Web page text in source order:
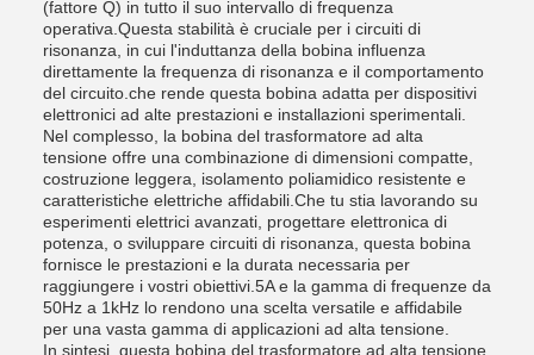
(fattore Q) in tutto il suo intervallo di frequenza
operativa.Questa stabilità è cruciale per i circuiti di
risonanza, in cui l'induttanza della bobina influenza
direttamente la frequenza di risonanza e il comportamento
del circuito.che rende questa bobina adatta per dispositivi
elettronici ad alte prestazioni e installazioni sperimentali.
Nel complesso, la bobina del trasformatore ad alta
tensione offre una combinazione di dimensioni compatte,
costruzione leggera, isolamento poliamidico resistente e
caratteristiche elettriche affidabili.Che tu stia lavorando su
esperimenti elettrici avanzati, progettare elettronica di
potenza, o sviluppare circuiti di risonanza, questa bobina
fornisce le prestazioni e la durata necessaria per
raggiungere i vostri obiettivi.5A e la gamma di frequenze da
50Hz a 1kHz lo rendono una scelta versatile e affidabile
per una vasta gamma di applicazioni ad alta tensione.
In sintesi, questa bobina del trasformatore ad alta tensione,